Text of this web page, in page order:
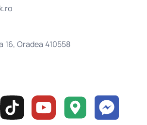
16, Oradea 410558